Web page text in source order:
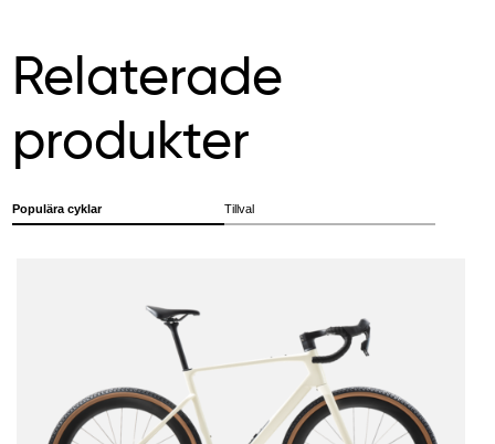
Relaterade
produkter
Populära cyklar Tillval